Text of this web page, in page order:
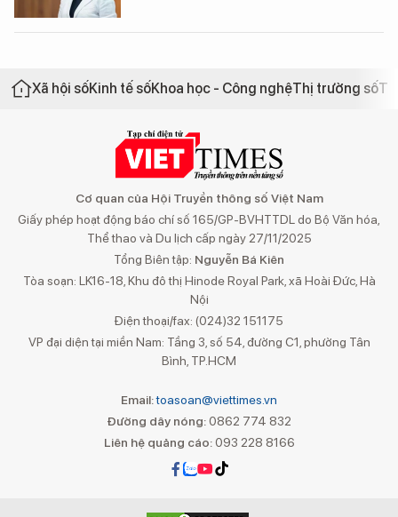
Xã hội sốKinh tế sốKhoa học - Công nghệThị trường số
Cơ quan của Hội Truyền thông số Việt Nam
Giấy phép hoạt động báo chí số 165/GP-BVHTTDL do Bộ Văn hóa,
Thể thao và Du lịch cấp ngày 27/11/2025
Tổng Biên tập: Nguyễn Bá Kiên
Tòa soạn: LK16-18, Khu đô thị Hinode Royal Park, xã Hoài Đức, Hà
Nội
Điện thoại/fax: (024)32 151175
VP đại diện tại miền Nam: Tầng 3, số 54, đường C1, phường Tân
Bình, TP.HCM
Email:toasoan@viettimes.vn
Đường dây nóng: 0862 774 832
Liên hệ quảng cáo:093 228 8166